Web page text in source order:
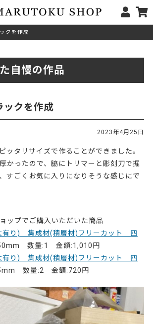
クを作成
自慢の作品
ックを作成
2023年4月25日
ッタリサイズで作ることができました。
かったので、脇にトリマーと彫刻刀で掘
すごくお気に入りになりそうな感じにで
ップでご購入いただいた商品
有り) 集成材(積層材)フリーカット 四
数量:1 金額:1,010円
有り) 集成材(積層材)フリーカット 四
数量:2 金額:720円